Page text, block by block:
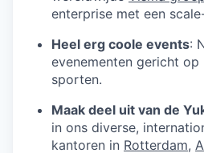
enterprise met een
Heel erg coole events:
evenementen gericht op
sporten.
Maak deel uit van de
in ons diverse,
kantoren in Rotterdam,